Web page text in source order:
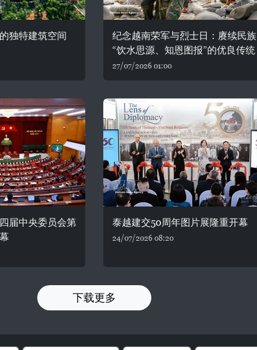
独特建筑空间
纪念越南荣军与烈士日：赓续民族
“饮水思源、知恩图报”的优良传统
27/07/2026 01:00
届中央委员会第
泰越建交50周年图片展隆重开幕
24/07/2026 08:20
下载更多